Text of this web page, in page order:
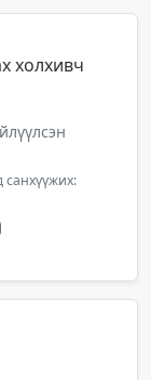
холхивч
санхүүжих: